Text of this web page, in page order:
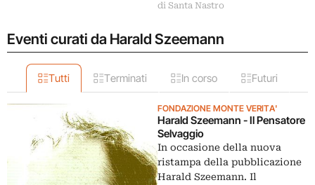
di Santa Nastro
Eventi curati da Harald Szeemann
Tutti Terminati In corso Futuri
FONDAZIONE MONTE VERITA'
Harald Szeemann - Il Pensatore
Selvaggio
In occasione della nuova
ristampa della pubblicazione
Harald Szeemann. Il